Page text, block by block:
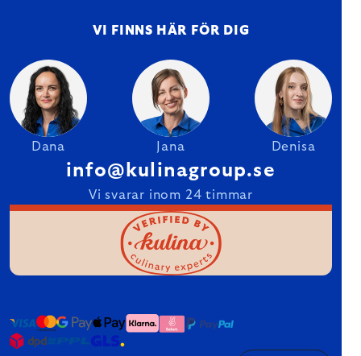
VI FINNS HÄR FÖR DIG
Dana Jana Denisa
info@kulinagroup.se
Vi svarar inom 24 timmar